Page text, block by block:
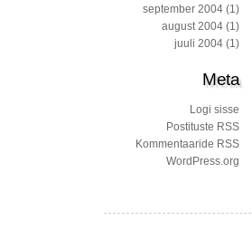
september 2004 (1)
august 2004 (1)
juuli 2004 (1)
Meta
Logi sisse
Postituste RSS
Kommentaaride RSS
WordPress.org